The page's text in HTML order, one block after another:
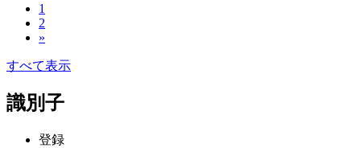
1
2
»
すべて表示
識別子
登録